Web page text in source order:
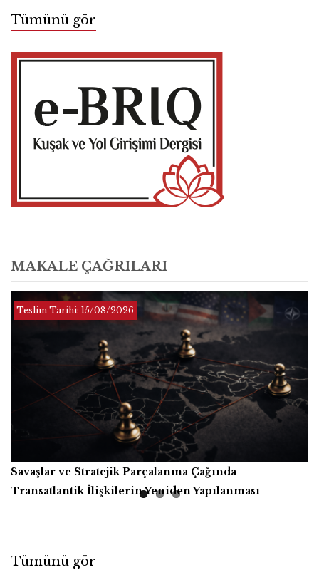
Tümünü gör
MAKALE ÇAĞRILARI
Teslim Tarihi:15/08/2026
Savaşlar ve Stratejik Parçalanma Çağında
Transatlantik İlişkilerin Yeniden Yapılanması
Teslim Tarihi:01/12/2026
Yapay Zekâ, Üretici Güçler ve İnsanlığın Ortak Refahı
Teslim Tarihi: Sınırsız
Kitap İncelemesi
Tümünü gör